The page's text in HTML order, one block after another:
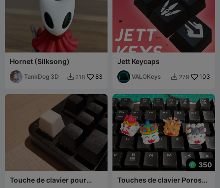
Hornet (Silksong)
TankDog 3D  218 83
Jett Keycaps
VALOKeys  279 103
Touche de clavier pour
350
Touches de clavier Poros